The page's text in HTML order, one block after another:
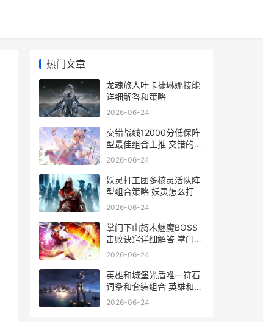
热门文章
龙魂旅人叶卡捷琳娜技能
详细解答和策略
2026-06-24
交错战线12000分低保阵
型最佳组合主推 交错的
线,距离终究越来越远什么
2026-06-24
妖灵打工团多核灵活队阵
型组合策略 妖灵怎么打
2026-06-24
掌门下山旖木魅魔BOSS
击败诀窍详细解答 掌门请
下山
2026-06-24
英雄和城堡光盾唯一符石
词条和套装组合 英雄和城
堡光盾怎么获得
2026-06-24